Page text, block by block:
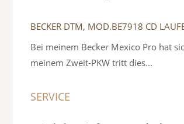
BECKER DTM, MOD.BE7918 CD
Bei meinem Becker Mexico Pro hat
meinem Zweit-PKW tritt dies...
SERVICE